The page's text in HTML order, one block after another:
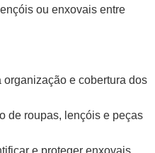
ou enxovais entre
e cobertura dos
de roupas, lençóis e peças
e proteger enxovais